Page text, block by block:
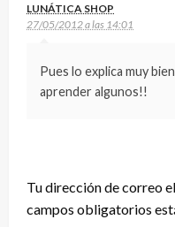
LUNÁTICA SHOP
27/05/2012 a las 14:01
Pues lo explica muy
aprender algunos!!
Tu dirección de correo
campos obligatorios